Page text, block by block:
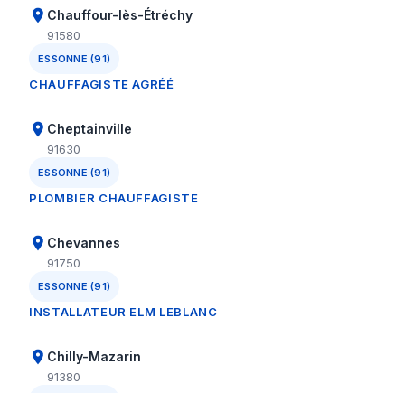
Chauffour-lès-Étréchy
91580
ESSONNE (91)
CHAUFFAGISTE AGRÉÉ
Cheptainville
91630
ESSONNE (91)
PLOMBIER CHAUFFAGISTE
Chevannes
91750
ESSONNE (91)
INSTALLATEUR ELM LEBLANC
Chilly-Mazarin
91380